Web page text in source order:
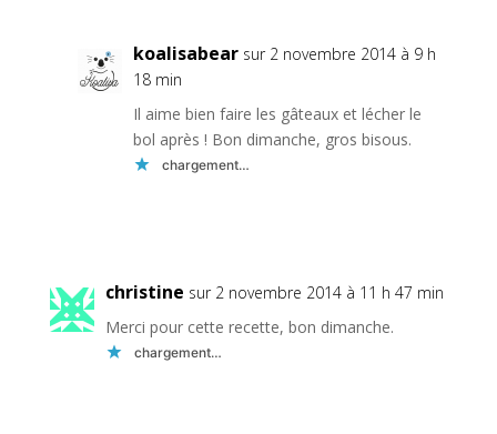
koalisabear sur 2 novembre 2014 à 9 h
18 min
Il aime bien faire les gâteaux et lécher le
bol après ! Bon dimanche, gros bisous.
chargement…
christine sur 2 novembre 2014 à 11 h 47 min
Merci pour cette recette, bon dimanche.
chargement…